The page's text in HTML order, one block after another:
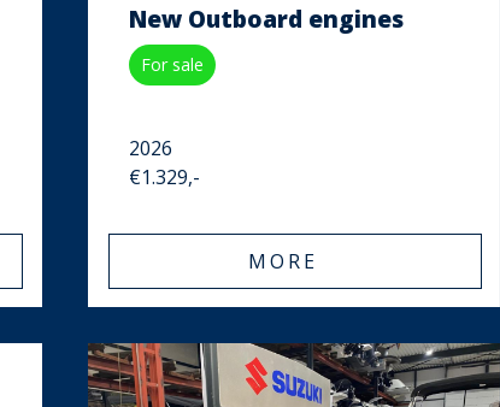
New Outboard engines
For sale
2026
€1.329,-
MORE